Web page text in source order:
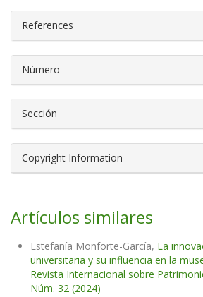
References
Número
Sección
Copyright Information
Artículos similares
Estefanía Monforte-García, La
universitaria y su influencia en la
Revista Internacional sobre
Núm. 32 (2024)